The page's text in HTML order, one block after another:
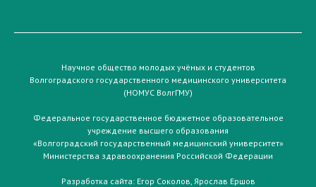
Научное общество молодых учёных и студентов
Волгоградского государственного медицинского университета
(НОМУС ВолгГМУ)
Федеральное государственное бюджетное образовательное
учреждение высшего образования
«Волгоградский государственный медицинский университет»
Министерства здравоохранения Российской Федерации
Разработка сайта: Егор Соколов, Ярослав Ершов